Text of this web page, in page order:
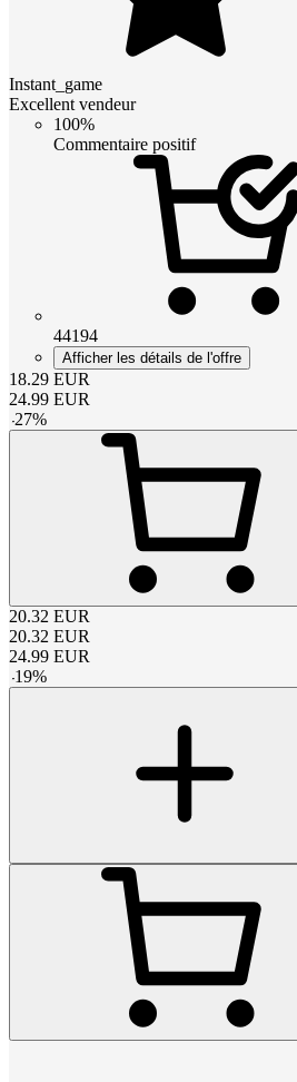
Instant_game
Excellent vendeur
100%
Commentaire positif
44194
Afficher les détails de l'offre
18.29 EUR
24.99 EUR
-27%
20.32 EUR
20.32 EUR
24.99 EUR
-19%